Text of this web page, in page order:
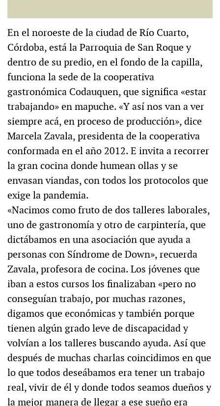
En el noroeste de la ciudad de Río Cuarto,
Córdoba, está la Parroquia de San Roque y
dentro de su predio, en el fondo de la capilla,
funciona la sede de la cooperativa
gastronómica Codauquen, que significa «estar
trabajando» en mapuche. «Y así nos van a ver
siempre acá, en proceso de producción», dice
Marcela Zavala, presidenta de la cooperativa
conformada en el año 2012. E invita a recorrer
la gran cocina donde humean ollas y se
envasan viandas, con todos los protocolos que
exige la pandemia.
«Nacimos como fruto de dos talleres laborales,
uno de gastronomía y otro de carpintería, que
dictábamos en una asociación que ayuda a
personas con Síndrome de Down», recuerda
Zavala, profesora de cocina. Los jóvenes que
iban a estos cursos los finalizaban «pero no
conseguían trabajo, por muchas razones,
digamos que económicas y también porque
tienen algún grado leve de discapacidad y
volvían a los talleres buscando ayuda. Así que
después de muchas charlas coincidimos en que
lo que todos deseábamos era tener un trabajo
real, vivir de él y donde todos seamos dueños y
la mejor manera de llegar a ese sueño era